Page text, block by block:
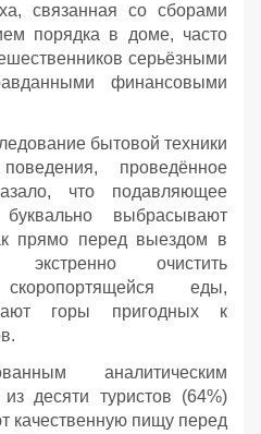
связанная со сборами
порядка в доме, часто
серьёзными
финансовыми
бытовой техники
проведённое
что подавляющее
выбрасывают
прямо перед выездом в
экстренно очистить
еды,
горы пригодных к
аналитическим
десяти туристов (64%)
качественную пищу перед